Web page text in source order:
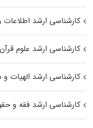
کارشناسی ارشد
کارشناسی ارشد علوم
کارشناسی ارشد
کارشناسی ارشد فقه و